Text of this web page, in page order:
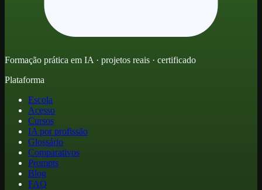
Formação prática em IA · projetos reais · certificado
Plataforma
Escola
Acesso
Cursos
IA por profissão
Glossário
Comparativos
Prompts
Blog
FAQ